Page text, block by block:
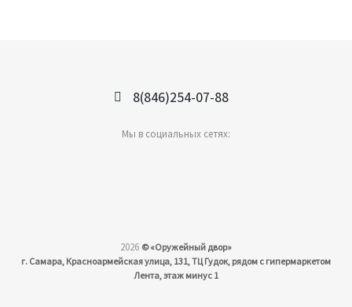
8(846)254-07-88
Мы в социальных сетях:
2026 ©«Оружейный двор»
г. Самара, Красноармейская улица, 131, ТЦ Гудок, рядом с гипермаркетом
Лента, этаж минус 1